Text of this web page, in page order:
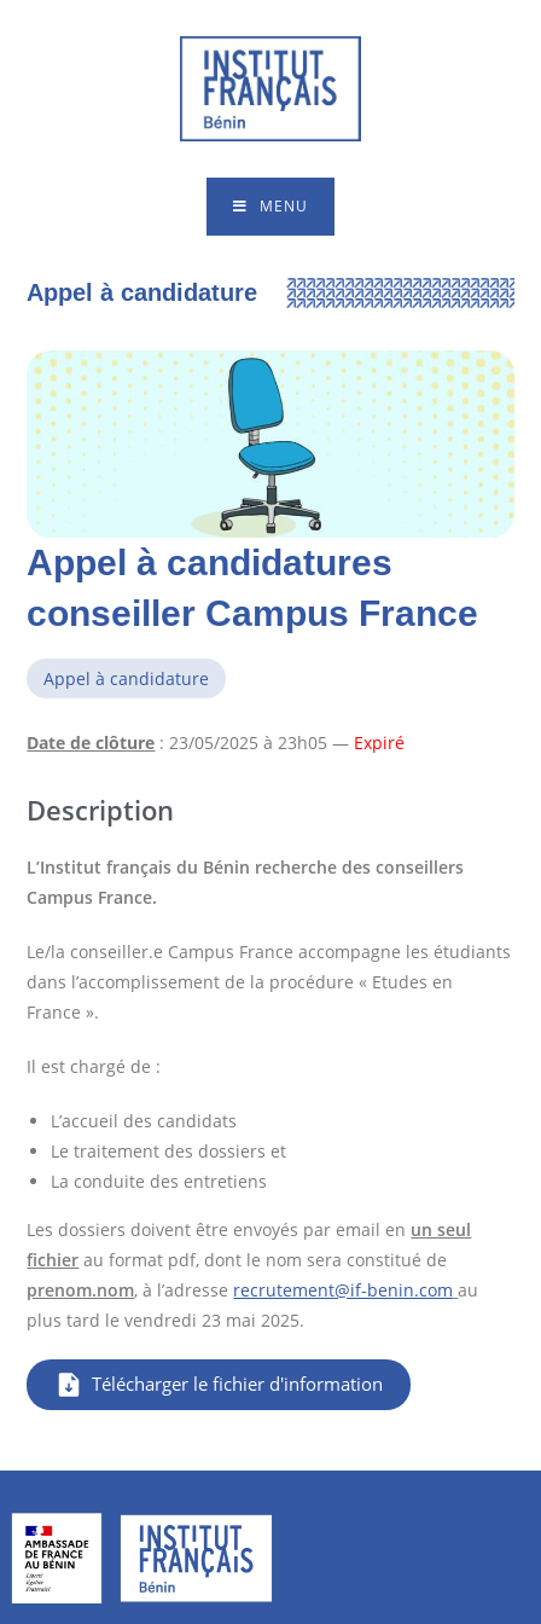
MENU
Appel à candidature
Appel à candidatures
conseiller Campus France
Appel à candidature
Date de clôture : 23/05/2025 à 23h05 — Expiré
Description
L’Institut français du Bénin recherche des conseillers
Campus France.
Le/la conseiller.e Campus France accompagne les étudiants
dans l’accomplissement de la procédure « Etudes en
France ».
Il est chargé de :
L’accueil des candidats
Le traitement des dossiers et
La conduite des entretiens
Les dossiers doivent être envoyés par email en un seul
fichier au format pdf, dont le nom sera constitué de
prenom.nom, à l’adresse recrutement@if-benin.com au
plus tard le vendredi 23 mai 2025.
Télécharger le fichier d'information